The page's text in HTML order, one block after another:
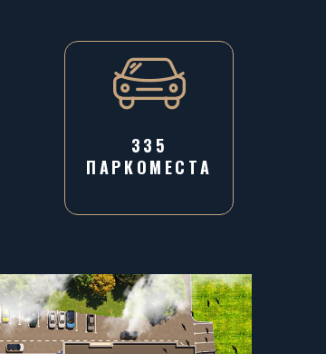
335
ПАРКОМЕСТА